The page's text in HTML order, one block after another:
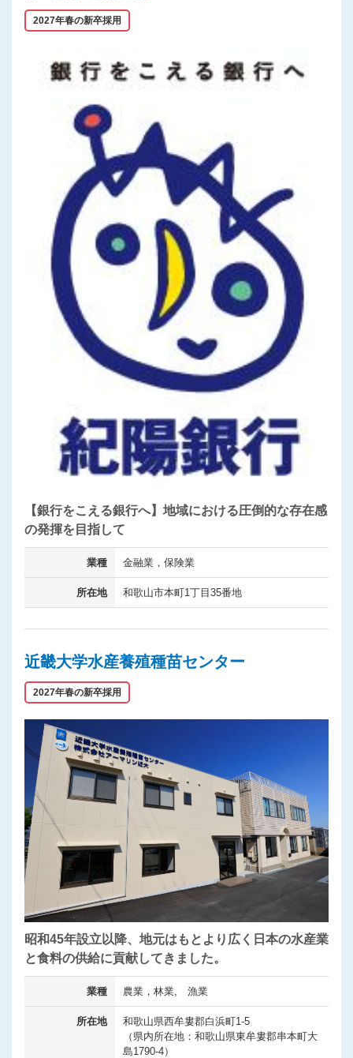
2027年春の新卒採用
【銀行をこえる銀行へ】地域における圧倒的な存在感
の発揮を目指して
業種 金融業，保険業
所在地 和歌山市本町1丁目35番地
近畿大学水産養殖種苗センター
2027年春の新卒採用
昭和45年設立以降、地元はもとより広く日本の水産業
と食料の供給に貢献してきました。
業種 農業，林業, 漁業
所在地
和歌山県西牟婁郡白浜町1-5
（県内所在地：和歌山県東牟婁郡串本町大
島1790-4）